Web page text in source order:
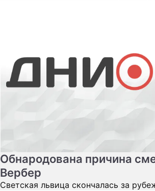
Обнародована причина
Вербер
Светская львица скончалась за